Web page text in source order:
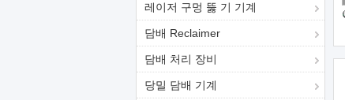
레이저 구멍 뚫 기 기계
담배 Reclaimer
담배 처리 장비
당밀 담배 기계